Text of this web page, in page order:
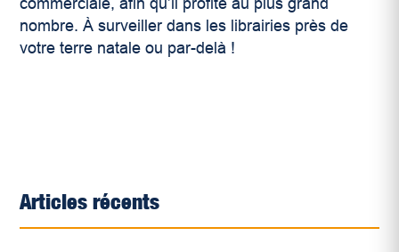
commerciale, afin qu’il profite au plus grand
nombre. À surveiller dans les librairies près de
votre terre natale ou par-delà !
Articles récents